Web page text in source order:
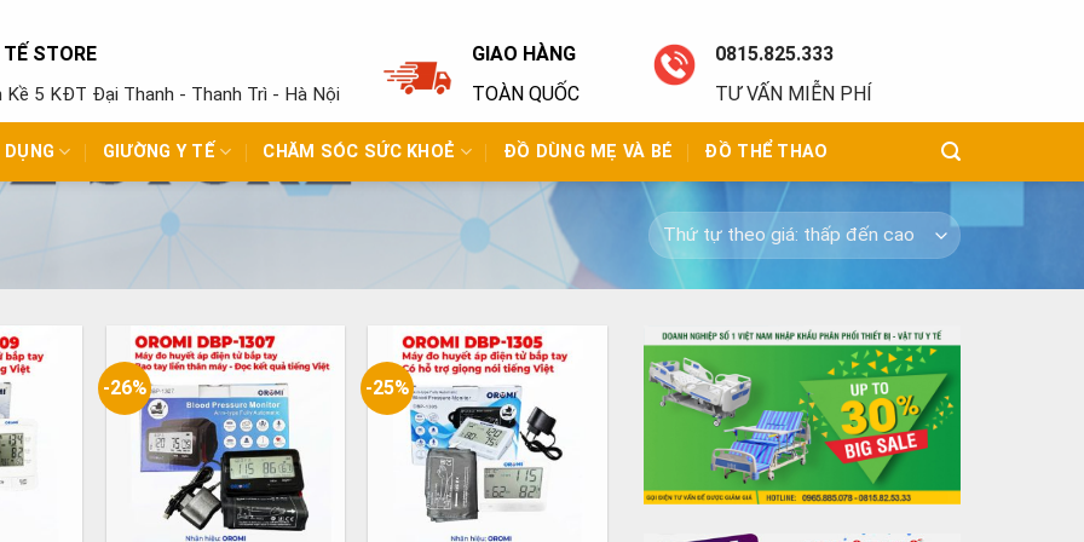
STORE
Kề 5 KĐT Đại Thanh - Thanh Trì - Hà Nội
GIAO HÀNG
TOÀN QUỐC
0815.825.333
TƯ VẤN MIỄN PHÍ
GIƯỜNG Y TẾ CHĂM SÓC SỨC KHOẺ ĐỒ DÙNG MẸ VÀ BÉ ĐỒ THỂ THAO
-26% -25%